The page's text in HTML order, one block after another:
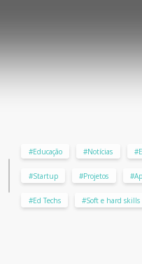
#Educação #Notícias
#Startup #Projetos
#Ed Techs #Soft e hard skills